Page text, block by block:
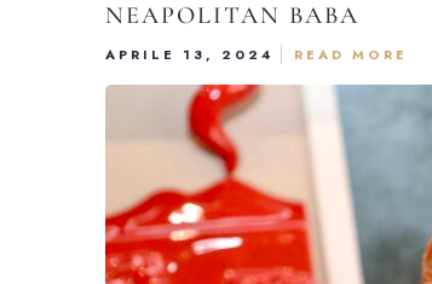
NEAPOLITAN BABA
APRILE 13, 2024 READ MORE